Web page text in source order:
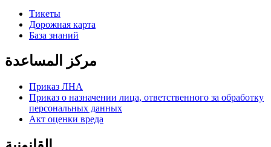
Тикеты
Дорожная карта
База знаний
مركز المساعدة
Приказ ЛНА
Приказ о назначении лица, ответственного за обработку
персональных данных
Акт оценки вреда